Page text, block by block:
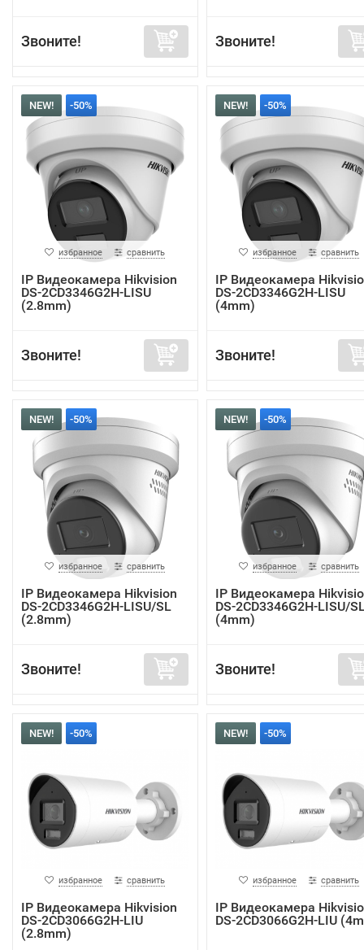
Звоните! Звоните!
NEW! -50%
избранное сравнить
IP Видеокамера Hikvision
DS-2CD3346G2H-LISU
(2.8mm)
Звоните!
NEW! -50%
избранное сравнить
IP Видеокамера
DS-2CD3346G2H-LISU
(4mm)
Звоните!
NEW! -50%
избранное сравнить
IP Видеокамера Hikvision
DS-2CD3346G2H-LISU/SL
(2.8mm)
Звоните!
NEW! -50%
избранное сравнить
IP Видеокамера
DS-2CD3346G2H-LISU/
(4mm)
Звоните!
NEW! -50%
избранное сравнить
IP Видеокамера Hikvision
DS-2CD3066G2H-LIU
(2.8mm)
NEW! -50%
избранное сравнить
IP Видеокамера
DS-2CD3066G2H-LIU